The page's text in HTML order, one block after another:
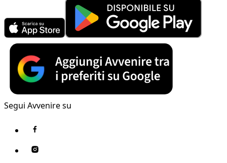
Segui Avvenire su